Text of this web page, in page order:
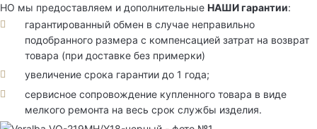
НО мы предоставляем и дополнительные НАШИ гарантии:
гарантированный обмен в случае неправильно
подобранного размера с компенсацией затрат на возврат
товара (при доставке без примерки)
увеличение срока гарантии до 1 года;
сервисное сопровождение купленного товара в виде
мелкого ремонта на весь срок службы изделия.